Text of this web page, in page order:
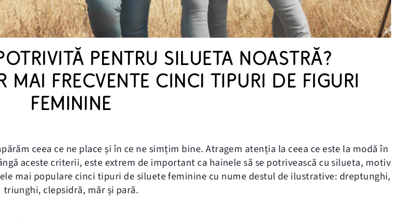
PENTRU SILUETA NOASTRĂ?
MAI FRECVENTE CINCI TIPURI DE FIGURI
FEMININE
ceea ce ne place și în ce ne simțim bine. Atragem atenția la ceea ce este la modă în
aceste criterii, este extrem de important ca hainele să se potrivească cu silueta, motiv
mai populare cinci tipuri de siluete feminine cu nume destul de ilustrative: dreptunghi,
triunghi, clepsidră, măr și pară.